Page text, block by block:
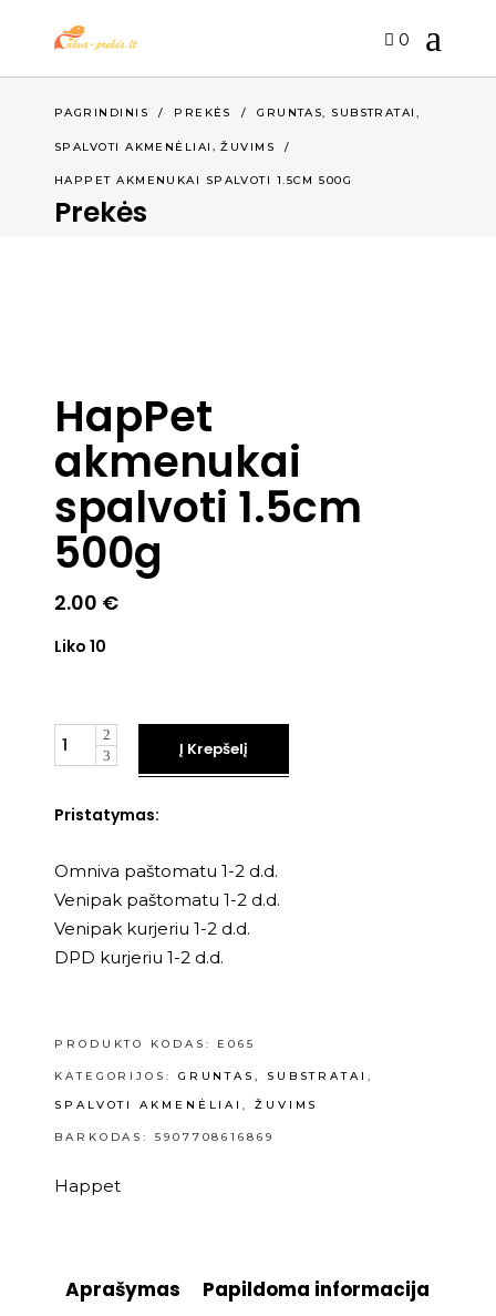
0
PAGRINDINIS / PREKĖS /GRUNTAS, SUBSTRATAI ,
SPALVOTI AKMENĖLIAI ,ŽUVIMS /
HAPPET AKMENUKAI SPALVOTI 1.5CM 500G
Prekės
HapPet
akmenukai
spalvoti 1.5cm
500g
2.00 €
Liko 10
Kiekis
Į Krepšelį
Pristatymas:
Omniva paštomatu 1-2 d.d.
Venipak paštomatu 1-2 d.d.
Venipak kurjeriu 1-2 d.d.
DPD kurjeriu 1-2 d.d.
PRODUKTO KODAS: E065
KATEGORIJOS: GRUNTAS, SUBSTRATAI ,
SPALVOTI AKMENĖLIAI, ŽUVIMS
BARKODAS: 5907708616869
Happet
Aprašymas Papildoma informacija